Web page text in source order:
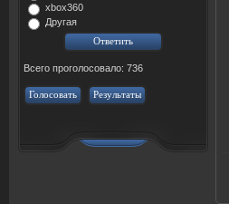
xbox360
Другая
Всего проголосовало: 736
Голосовать Результаты